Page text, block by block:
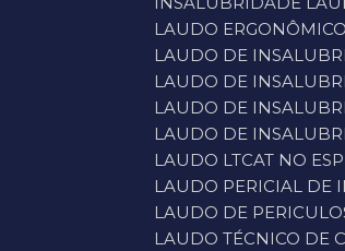
LAUDO
LAUDO DE
LAUDO DE
LAUDO DE
LAUDO DE
LAUDO LTCAT NO
LAUDO PERICIAL DE
LAUDO DE
LAUDO TÉCNICO DE